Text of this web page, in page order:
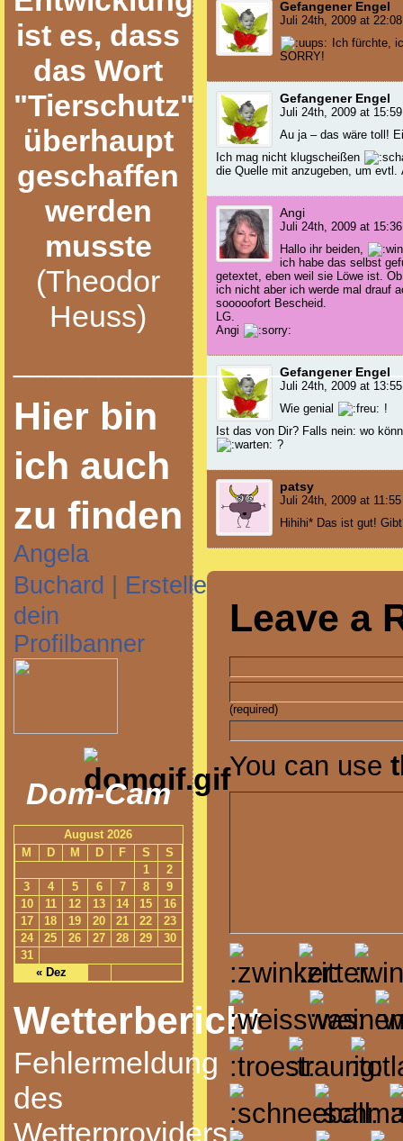
ist es, dass
das Wort
"Tierschutz"
überhaupt
geschaffen
werden
musste
(Theodor
Heuss)
Hier bin
ich auch
zu finden
Angela
Buchard
Erstelle
dein
Profilbanner
Dom-Cam
August 2026
M
D M D F S S
« Dez
1
2
3
4 5 6 7 8
9
10
11 12 13 14 15
16
17
18 19 20 21 22
23
24
25 26 27 28 29
30
31
Wetterbericht
Fehlermeldung
des
Wetterproviders:
Gefangener Engel
Juli 24th, 2009 at 22:08
Ich fürchte,
SORRY!
Gefangener Engel
Juli 24th, 2009 at 15:59
Au ja – das wäre toll!
Ich mag nicht klugscheißen
die Quelle mit anzugeben, um evtl.
Angi
Juli 24th, 2009 at 15:36
Hallo ihr beiden,
ich habe das selbst
getextet, eben weil sie Löwe ist.
ich nicht aber ich werde mal drauf
sooooofort Bescheid.
LG.
Angi
Gefangener Engel
Juli 24th, 2009 at 13:55
Wie genial
!
Ist das von Dir? Falls nein: wo
?
patsy
Juli 24th, 2009 at 11:55
Hihihi* Das ist gut!
Leave a
(required)
You can use